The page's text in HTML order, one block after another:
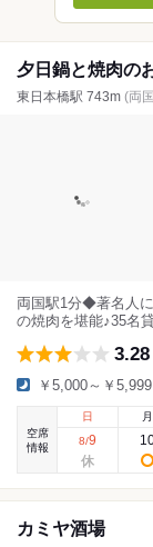
夕日鍋と焼肉の
東日本橋駅 743m (両
両国駅1分◆著名人
の焼肉を堪能♪35名
3.28
￥5,000～￥5,999
空席
情報
日
8/9
月
カミヤ酒場